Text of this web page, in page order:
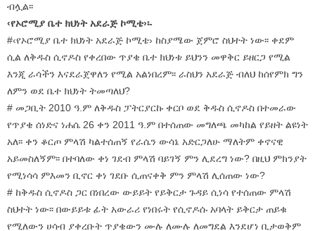
ብሏል፡፡
‹የኦሮሚያ ቤተ ክህነት አደራጅ ኮሚቴ›፡-
#‹የኦሮሚያ ቤተ ክህነት አደራጅ ኮሚቴ› ከስያሜው ጀምሮ ስህተት ነው፡፡ ቀደም
ሲል ለቅዱስ ሲኖዶስ የቀረበው ጥያቄ ቤተ ክህነቱ ይህንን መዋቅር ይዘርጋ የሚል
እንጂ ራሳችን እናደራጀዋለን የሚል አልነበረም፡፡ ራስህን አደራጅ ብለህ ከሰየምክ ግን
ለምን ወደ ቤተ ክህነት ትመጣለህ?
# መጋቢት 2010 ዓ.ም ለቅዱስ ፓትርያርኩ ቀርቦ ወደ ቅዱስ ሲኖዶስ በተመራው
የጥያቄ ሰነድና ነሐሴ 26 ቀን 2011 ዓ.ም በተሰጠው መግለጫ መካከል የይዘት ልዩነት
አለ፡፡ ቀን ቆርጦ ምላሽ ካልተሰጠኝ የራሴን ውሳኔ አድርጋለሁ ማለትም ቀኖናዊ
አይመስለኝም፡፡ በተባለው ቀነ ገደብ ምላሽ ባይገኝ ምን ሊደረግ ነው? በዚህ ምክንያት
የሚነሳሳ ምእመን ቢኖር ቀነ ገደቡ ሲጠናቀቅ ምን ምላሽ ሊሰጠው ነው?
# ከቅዱስ ሲኖዶስ ጋር በነበረው ውይይት የይቅርታ ጉዳይ ሲነሳ የተሰጠው ምላሽ
ስህተት ነው፡፡ በውይይቱ ፊት አውራሪ የነበሩት የሲኖዶሱ አባላት ይቅርታ ጠይቁ
የሚለውን ሀሳብ ያቀረቡት ጥያቄውን ሙሉ ለሙሉ ለመግደል እንደሆነ ቢታወቅም